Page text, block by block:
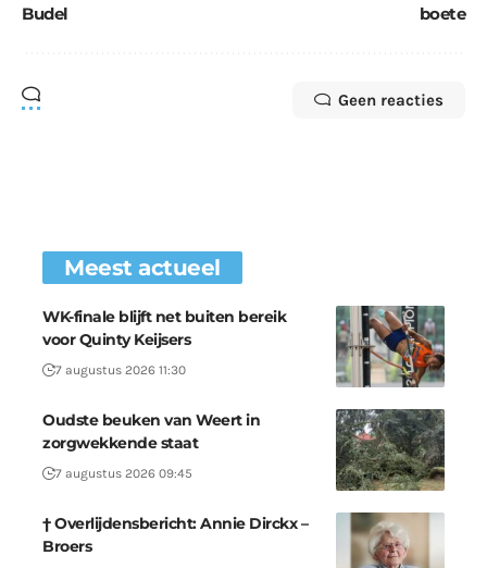
Budel
boete
Geen reacties
Meest actueel
WK-finale blijft net buiten bereik
voor Quinty Keijsers
7 augustus 2026 11:30
Oudste beuken van Weert in
zorgwekkende staat
7 augustus 2026 09:45
† Overlijdensbericht: Annie Dirckx –
Broers